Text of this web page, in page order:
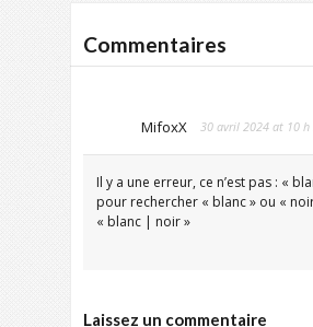
Commentaires
MifoxX 30 avril 2024 at 10
Il y a une erreur, ce n’est pas : «
pour rechercher « blanc » ou «
« blanc | noir »
Laissez un commentaire